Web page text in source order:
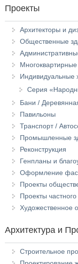
Проекты
Архитекторы и
Общественные
Индивидуальные
Серия
Бани /
Павильоны
Транспорт /
Промышленные
Реконструкция
Генпланы и
Оформление
Проекты
Проекты
Художественное
Архитектура и
Строительное